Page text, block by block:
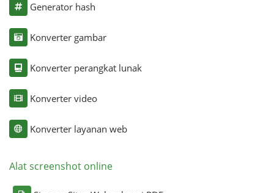
Generator hash
Konverter gambar
Konverter perangkat lunak
Konverter video
Konverter layanan web
Alat screenshot online